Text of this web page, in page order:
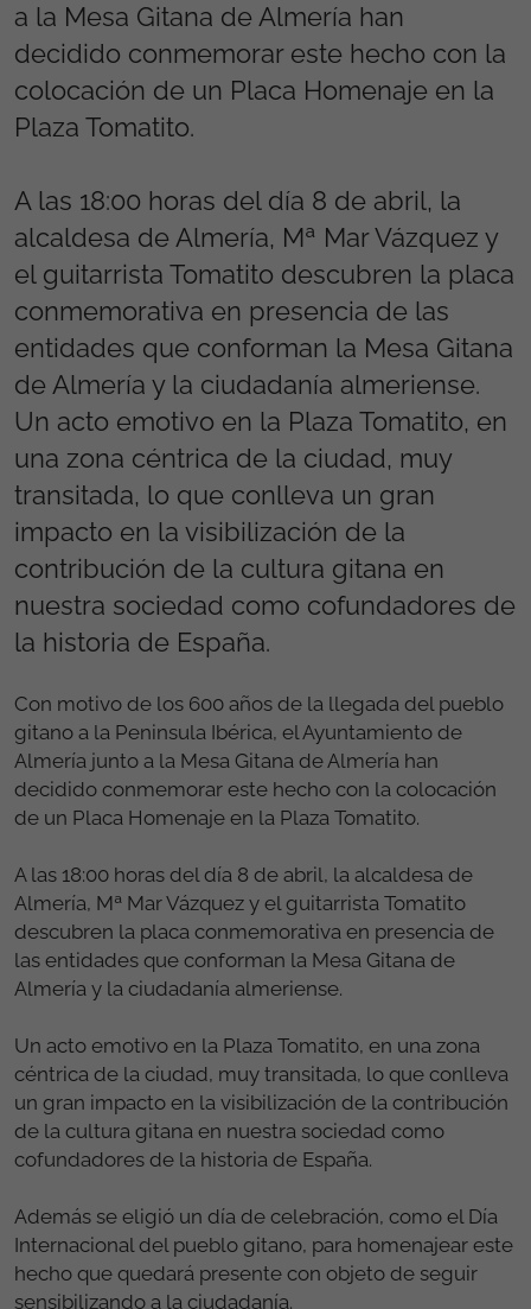
a la Mesa Gitana de Almería han
decidido conmemorar este hecho con la
colocación de un Placa Homenaje en la
Plaza Tomatito.
A las 18:00 horas del día 8 de abril, la
alcaldesa de Almería, Mª Mar Vázquez y
el guitarrista Tomatito descubren la placa
conmemorativa en presencia de las
entidades que conforman la Mesa Gitana
de Almería y la ciudadanía almeriense.
Un acto emotivo en la Plaza Tomatito, en
una zona céntrica de la ciudad, muy
transitada, lo que conlleva un gran
impacto en la visibilización de la
contribución de la cultura gitana en
nuestra sociedad como cofundadores de
la historia de España.
Con motivo de los 600 años de la llegada del pueblo
gitano a la Peninsula Ibérica, el Ayuntamiento de
Almería junto a la Mesa Gitana de Almería han
decidido conmemorar este hecho con la colocación
de un Placa Homenaje en la Plaza Tomatito.
A las 18:00 horas del día 8 de abril, la alcaldesa de
Almería, Mª Mar Vázquez y el guitarrista Tomatito
descubren la placa conmemorativa en presencia de
las entidades que conforman la Mesa Gitana de
Almería y la ciudadanía almeriense.
Un acto emotivo en la Plaza Tomatito, en una zona
céntrica de la ciudad, muy transitada, lo que conlleva
un gran impacto en la visibilización de la contribución
de la cultura gitana en nuestra sociedad como
cofundadores de la historia de España.
Además se eligió un día de celebración, como el Día
Internacional del pueblo gitano, para homenajear este
hecho que quedará presente con objeto de seguir
sensibilizando a la ciudadanía.